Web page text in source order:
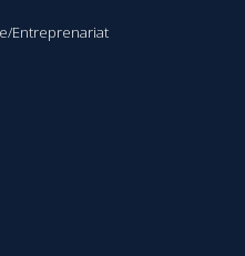
Entreprenariat